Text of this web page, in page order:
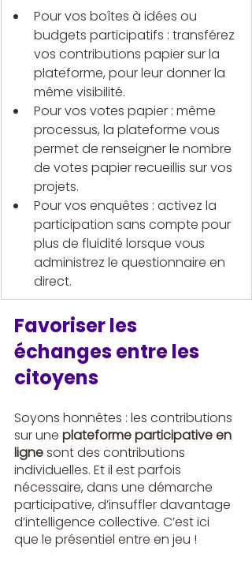
Pour vos boîtes à idées ou
budgets participatifs : transférez
vos contributions papier sur la
plateforme, pour leur donner la
même visibilité.
Pour vos votes papier : même
processus, la plateforme vous
permet de renseigner le nombre
de votes papier recueillis sur vos
projets.
Pour vos enquêtes : activez la
participation sans compte pour
plus de fluidité lorsque vous
administrez le questionnaire en
direct.
Favoriser les
échanges entre les
citoyens
Soyons honnêtes : les contributions
sur une plateforme participative en
ligne sont des contributions
individuelles. Et il est parfois
nécessaire, dans une démarche
participative, d’insuffler davantage
d’intelligence collective. C’est ici
que le présentiel entre en jeu !